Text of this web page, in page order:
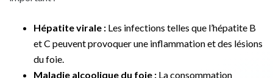
Hépatite virale : Les infections telles que l’hépatite B
et C peuvent provoquer une inflammation et des lésions
du foie.
Maladie alcoolique du foie : La consommation